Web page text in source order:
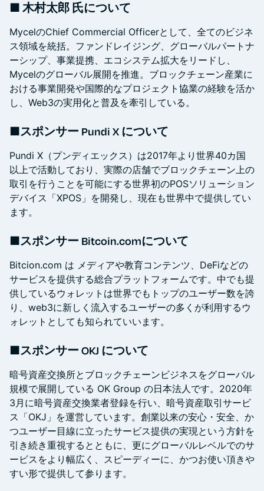
■ 木村太郎 氏について
MycelのChief Commercial Officerとして、全てのビジネ
ス領域を統括。ファンドレイジング、グローバルパートナ
ーシップ、事業提携、エコシステム拡大をリードし、
Mycelのグローバル展開を推進。ブロックチェーン産業に
おける事業開発や国際的なプロジェクト協業の経験を活か
し、Web3の実用化と普及を牽引している。
■スポンサー Pundi X について
Pundi X（プンディエックス）は2017年より世界40カ国
以上で活動しており、実際の店舗でブロックチェーン上の
取引を行うことを可能にする世界初のPOSソリューション
デバイス「XPOS」を開発し、現在も世界中で提供してい
ます。
■スポンサー Bitcoin.comについて
Bitcion.com は メディアや教育コンテンツ、DeFiなどの
サービスを提供する総合プラットフォームです。中でも提
供しているウォレットは世界でもトップのユーザー数を誇
り、web3に新しく流入するユーザーの多くが利用するウ
ォレットとしても知られていいます。
■スポンサー OKJ について
暗号資産交換所とブロックチェーンビジネスをグローバル
規模で展開している OK Group の日本法人です。2020年
3月に暗号資産交換業者登録を行い、暗号資産取引サービ
ス「OKJ」を運営しています。創業以来の安心・安全、か
つユーザー目線に立ったサービス提供の実現という方針を
引き続き重視するとともに、更にグローバルレベルでのサ
ービスをより幅広く、スピーディーに、かつお使い頂きや
すい形で提供して参ります。